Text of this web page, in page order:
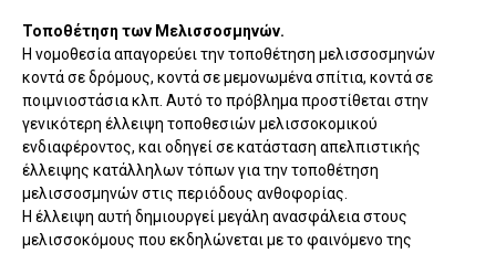
Τοποθέτηση των Μελισσοσμηνών.
Η νομοθεσία απαγορεύει την τοποθέτηση μελισσοσμηνών
κοντά σε δρόμους, κοντά σε μεμονωμένα σπίτια, κοντά σε
ποιμνιοστάσια κλπ. Αυτό το πρόβλημα προστίθεται στην
γενικότερη έλλειψη τοποθεσιών μελισσοκομικού
ενδιαφέροντος, και οδηγεί σε κατάσταση απελπιστικής
έλλειψης κατάλληλων τόπων για την τοποθέτηση
μελισσοσμηνών στις περιόδους ανθοφορίας.
Η έλλειψη αυτή δημιουργεί μεγάλη ανασφάλεια στους
μελισσοκόμους που εκδηλώνεται με το φαινόμενο της